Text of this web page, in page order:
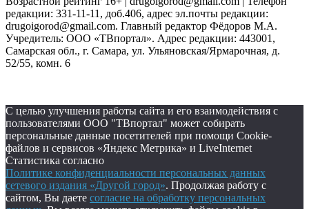
редакции: 331-11-11, доб.406, адрес эл.почты редакции:
drugoigorod@gmail.com. Главный редактор Фёдоров М.А.
Учредитель: ООО «ТВпортал». Адрес редакции: 443001,
Самарская обл., г. Самара, ул. Ульяновская/Ярмарочная, д.
52/55, комн. 6
С целью улучшения работы сайта и его взаимодействия с
пользователями ООО "ТВпортал" может собирать
персональные данные посетителей при помощи Cookie-
файлов и сервисов «Яндекс Метрика» и LiveInternet
Статистика согласно
Политике конфиденциальности персональных данных
сетевого издания «Другой город». Продолжая работу с
сайтом, Вы даете согласие на обработку персональных